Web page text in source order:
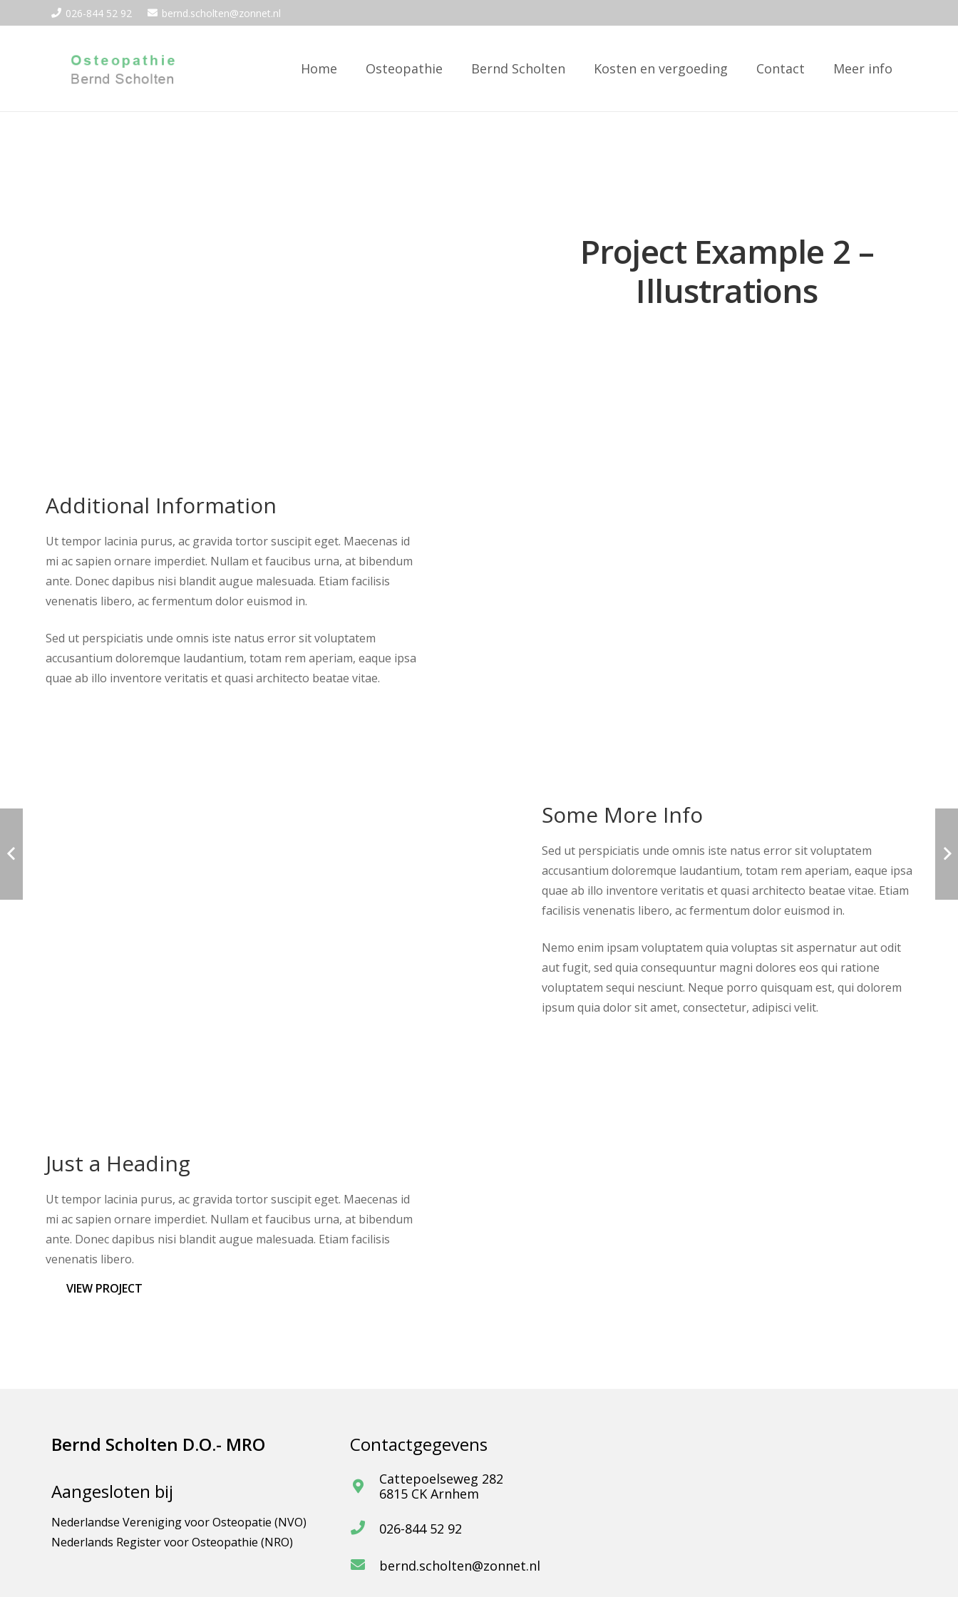
026-844 52 92 bernd.scholten@zonnet.nl
Home Osteopathie Bernd Scholten Kosten en vergoeding Contact Meer info
Project Example 2 –
Illustrations
Additional Information
Ut tempor lacinia purus, ac gravida tortor suscipit eget. Maecenas id
mi ac sapien ornare imperdiet. Nullam et faucibus urna, at bibendum
ante. Donec dapibus nisi blandit augue malesuada. Etiam facilisis
venenatis libero, ac fermentum dolor euismod in.
Sed ut perspiciatis unde omnis iste natus error sit voluptatem
accusantium doloremque laudantium, totam rem aperiam, eaque ipsa
quae ab illo inventore veritatis et quasi architecto beatae vitae.
Some More Info
Sed ut perspiciatis unde omnis iste natus error sit voluptatem
accusantium doloremque laudantium, totam rem aperiam, eaque ipsa
quae ab illo inventore veritatis et quasi architecto beatae vitae. Etiam
facilisis venenatis libero, ac fermentum dolor euismod in.
Nemo enim ipsam voluptatem quia voluptas sit aspernatur aut odit
aut fugit, sed quia consequuntur magni dolores eos qui ratione
voluptatem sequi nesciunt. Neque porro quisquam est, qui dolorem
ipsum quia dolor sit amet, consectetur, adipisci velit.
Just a Heading
Ut tempor lacinia purus, ac gravida tortor suscipit eget. Maecenas id
mi ac sapien ornare imperdiet. Nullam et faucibus urna, at bibendum
ante. Donec dapibus nisi blandit augue malesuada. Etiam facilisis
venenatis libero.
VIEW PROJECT
Bernd Scholten D.O.- MRO
Aangesloten bij
Nederlandse Vereniging voor Osteopatie (NVO)
Nederlands Register voor Osteopathie (NRO)
Contactgegevens
Cattepoelseweg 282
6815 CK Arnhem
026-844 52 92
bernd.scholten@zonnet.nl